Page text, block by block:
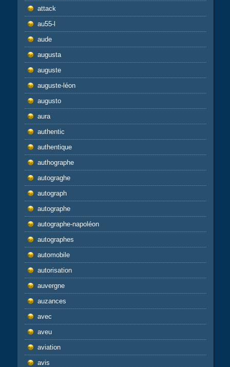
attack
au55-l
aude
augusta
auguste
auguste-léon
augusto
aura
authentic
authentique
authographe
autograghe
autograph
autographe
autographe-napoléon
autographes
automobile
autorisation
auvergne
auzances
avec
aveu
aviation
avis